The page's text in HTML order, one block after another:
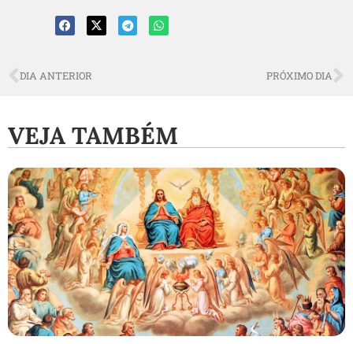
DIA ANTERIOR PRÓXIMO DIA
VEJA TAMBÉM